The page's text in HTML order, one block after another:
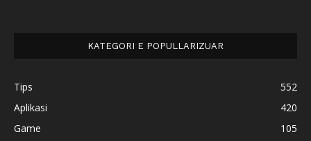
KATEGORI E POPULLARIZUAR
Tips
552
Aplikasi
420
Game
105